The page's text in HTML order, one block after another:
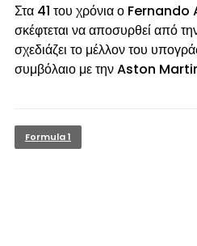
Στα 41 του χρόνια ο Fernando
σκέφτεται να αποσυρθεί από
σχεδιάζει το μέλλον του
συμβόλαιο με την Aston
Formula 1